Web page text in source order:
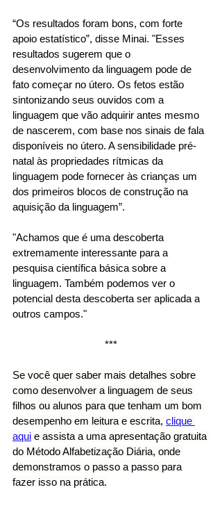
“Os resultados foram bons, com forte
apoio estatístico”, disse Minai. "Esses
resultados sugerem que o
desenvolvimento da linguagem pode de
fato começar no útero. Os fetos estão
sintonizando seus ouvidos com a
linguagem que vão adquirir antes mesmo
de nascerem, com base nos sinais de fala
disponíveis no útero. A sensibilidade pré-
natal às propriedades rítmicas da
linguagem pode fornecer às crianças um
dos primeiros blocos de construção na
aquisição da linguagem”.
"Achamos que é uma descoberta
extremamente interessante para a
pesquisa científica básica sobre a
linguagem. Também podemos ver o
potencial desta descoberta ser aplicada a
outros campos."
***
Se você quer saber mais detalhes sobre
como desenvolver a linguagem de seus
filhos ou alunos para que tenham um bom
desempenho em leitura e escrita, clique
aqui e assista a uma apresentação gratuita
do Método Alfabetização Diária, onde
demonstramos o passo a passo para
fazer isso na prática.